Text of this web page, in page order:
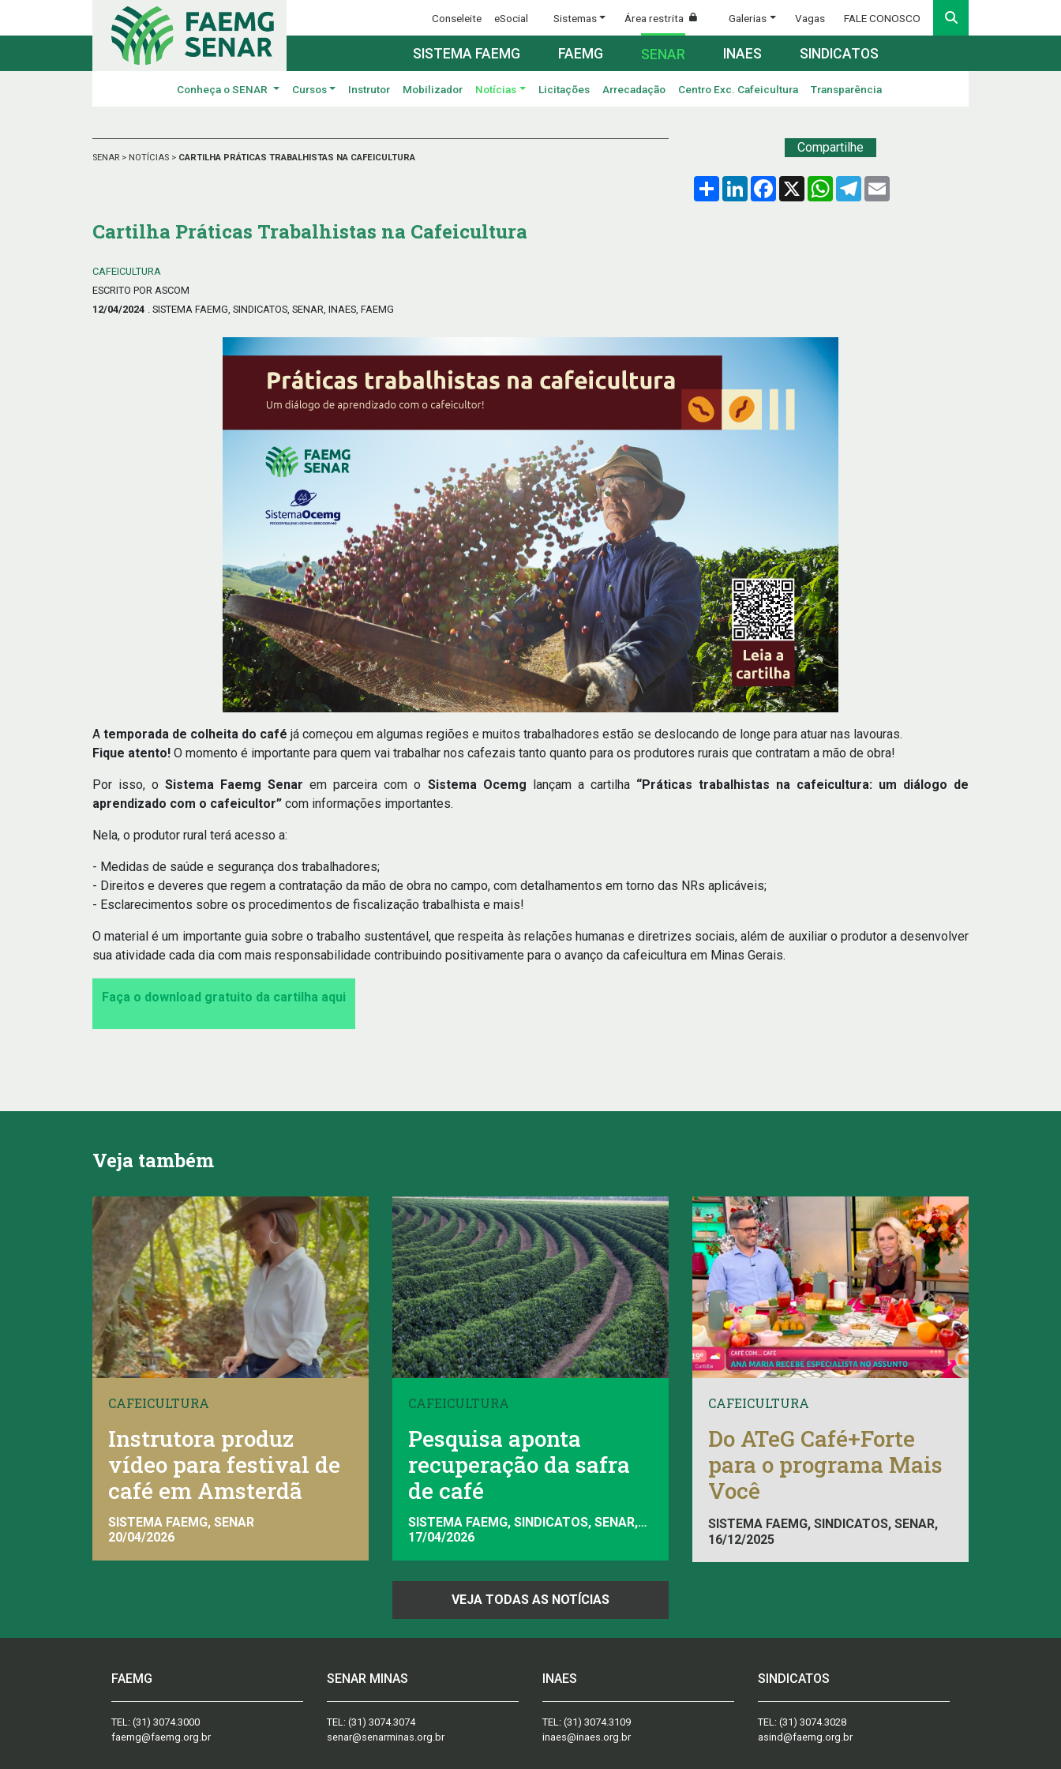
Conseleite eSocial Sistemas Área restrita Galerias Vagas FALE CONOSCO
SISTEMA FAEMG FAEMG SENAR INAES SINDICATOS
Conheça o SENAR Cursos Instrutor Mobilizador Notícias Licitações Arrecadação Centro Exc. Cafeicultura Transparência
SENAR > NOTÍCIAS > CARTILHA PRÁTICAS TRABALHISTAS NA CAFEICULTURA
Compartilhe
Compartilhar
LinkedInFacebook
X WhatsApp
Telegram
Cartilha Práticas Trabalhistas na Cafeicultura
CAFEICULTURA
ESCRITO POR ASCOM
12/04/2024 . SISTEMA FAEMG, SINDICATOS, SENAR, INAES, FAEMG
A temporada de colheita do café já começou em algumas regiões e muitos trabalhadores estão se deslocando de longe para atuar nas lavouras.
Fique atento! O momento é importante para quem vai trabalhar nos cafezais tanto quanto para os produtores rurais que contratam a mão de obra!
Por isso, oSistema Faemg Senar em parceira com o Sistema Ocemg lançam a cartilha “Práticas trabalhistas na cafeicultura: um diálogo de
aprendizado com o cafeicultor” com informações importantes.
Nela, o produtor rural terá acesso a:
- Medidas de saúde e segurança dos trabalhadores;
- Direitos e deveres que regem a contratação da mão de obra no campo, com detalhamentos em torno das NRs aplicáveis;
- Esclarecimentos sobre os procedimentos de fiscalização trabalhista e mais!
O material é um importante guia sobre o trabalho sustentável, que respeita às relações humanas e diretrizes sociais, além de auxiliar o produtor a desenvolver
sua atividade cada dia com mais responsabilidade contribuindo positivamente para o avanço da cafeicultura em Minas Gerais.
Faça o download gratuito da cartilha aqui
Veja também
CAFEICULTURA
Instrutora produz
vídeo para festival de
café em Amsterdã
SISTEMA FAEMG, SENAR
20/04/2026
CAFEICULTURA
Pesquisa aponta
recuperação da safra
de café
SISTEMA FAEMG, SINDICATOS, SENAR,
INAES, FAEMG
17/04/2026
CAFEICULTURA
Do ATeG Café+Forte
para o programa Mais
Você
SISTEMA FAEMG, SINDICATOS, SENAR,
INAES
16/12/2025
VEJA TODAS AS NOTÍCIAS
FAEMG
TEL: (31) 3074.3000
faemg@faemg.org.br
SENAR MINAS
TEL: (31) 3074.3074
senar@senarminas.org.br
INAES
TEL: (31) 3074.3109
inaes@inaes.org.br
SINDICATOS
TEL: (31) 3074.3028
asind@faemg.org.br